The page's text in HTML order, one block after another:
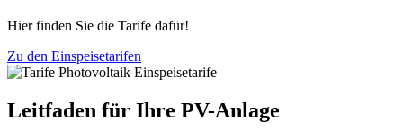
Hier finden Sie die Tarife dafür!
Zu den Einspeisetarifen
Leitfaden für Ihre PV-Anlage